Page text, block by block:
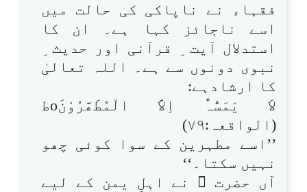
فقہاء نے ناپاکی کی حالت میں
اسے ناجائز کہا ہے۔ ان کا
استدلال آیت ِ قرآنی اور حدیث ِ
نبوی دونوں سے ہے۔ اللہ تعالیٰ
کا ارشادہے:
لاَ یَمَسُّہٓٗ اِلاَّ الْمُطَھَّرُوْنَoط
(الواقعہ:۷۹)
’’اسے مطہرین کے سوا کوئی چھو
نہیں سکتا۔‘‘
آں حضرت ﷺ نے اہلِ یمن کے لیے